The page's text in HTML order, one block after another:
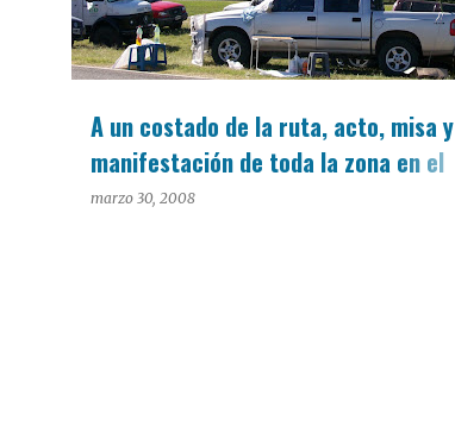
A un costado de la ruta, acto, misa y
manifestación de toda la zona en el
acceso a Ramallo
marzo 30, 2008